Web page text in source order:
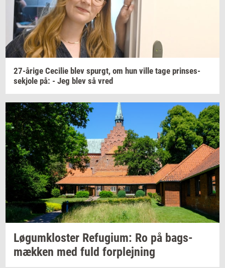
27-​årige Ce­ci­lie blev spurgt, om hun ville tage prin­ses­
sekjo­le på: - Jeg blev så vred
Løgum­klo­ster Re­fu­gi­um: Ro på bags­
mæk­ken med fuld for­plej­ning